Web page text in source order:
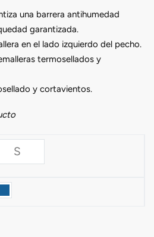
una barrera antihumedad
garantizada.
en el lado izquierdo del pecho.
termosellados y
y cortavientos.
S